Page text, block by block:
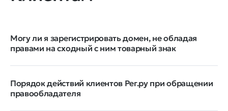
Могу ли я зарегистрировать домен, не обладая
правами на сходный с ним товарный знак
Порядок действий клиентов Рег.ру при обращении
правообладателя